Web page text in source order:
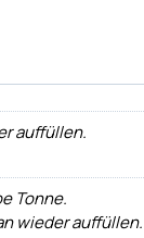
auffüllen.
Tonne.
wieder auffüllen.